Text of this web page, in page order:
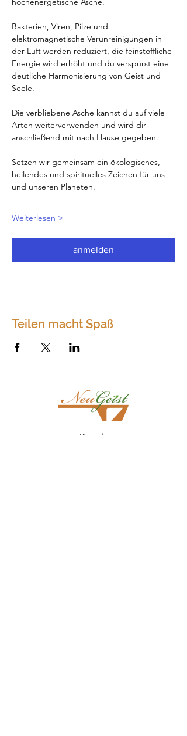
Bakterien, Viren, Pilze und
elektromagnetische Verunreinigungen in
der Luft werden reduziert, die feinstoffliche
Energie wird erhöht und du verspürst eine
deutliche Harmonisierung von Geist und
Seele.
Die verbliebene Asche kannst du auf viele
Arten weiterverwenden und wird dir
anschließend mit nach Hause gegeben.
Setzen wir gemeinsam ein ökologisches,
heilendes und spirituelles Zeichen für uns
und unseren Planeten.
Weiterlesen >
anmelden
Teilen macht Spaß
Kontakt